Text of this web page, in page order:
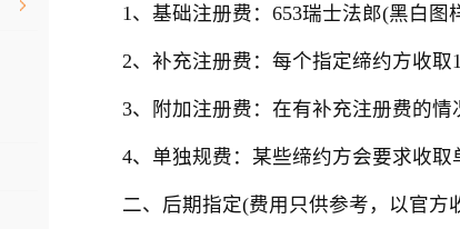
1、基础注册费：653瑞士法郎(黑白图
2、补充注册费：每个指定缔约方收取
3、附加注册费：在有补充注册费的情
4、单独规费：某些缔约方会要求收取
二、后期指定(费用只供参考，以官方